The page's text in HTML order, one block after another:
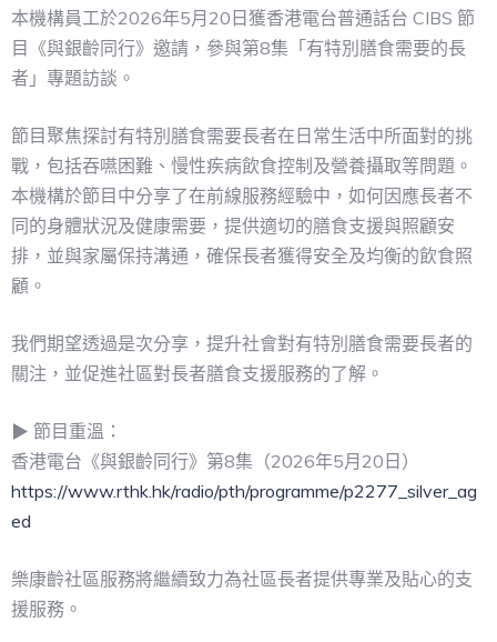
本機構員工於2026年5月20日獲香港電台普通話台 CIBS 節
目《與銀齡同行》邀請，參與第8集「有特別膳食需要的長
者」專題訪談。
節目聚焦探討有特別膳食需要長者在日常生活中所面對的挑
戰，包括吞嚥困難、慢性疾病飲食控制及營養攝取等問題。
本機構於節目中分享了在前線服務經驗中，如何因應長者不
同的身體狀況及健康需要，提供適切的膳食支援與照顧安
排，並與家屬保持溝通，確保長者獲得安全及均衡的飲食照
顧。
我們期望透過是次分享，提升社會對有特別膳食需要長者的
關注，並促進社區對長者膳食支援服務的了解。
▶ 節目重溫：
香港電台《與銀齡同行》第8集（2026年5月20日）
https://www.rthk.hk/radio/pth/programme/p2277_silver_ag
ed
樂康齡社區服務將繼續致力為社區長者提供專業及貼心的支
援服務。